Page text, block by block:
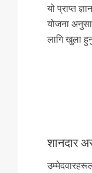
यो प्राप्त
योजना
लागि खुला
शानदार